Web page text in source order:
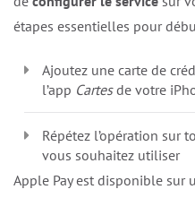
étapes essentielles pour
Ajoutez une carte de
l’app Cartesde votre
Répétez l’opération sur
vous souhaitez utiliser
Apple Pay est disponible sur